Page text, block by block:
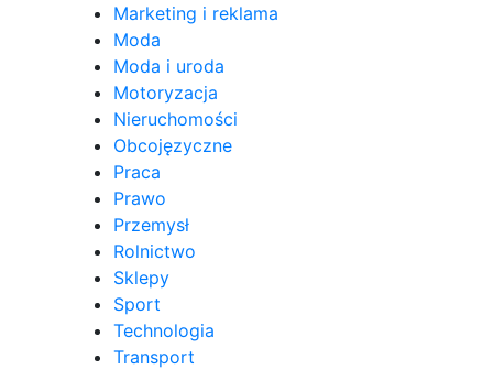
Marketing i reklama
Moda
Moda i uroda
Motoryzacja
Nieruchomości
Obcojęzyczne
Praca
Prawo
Przemysł
Rolnictwo
Sklepy
Sport
Technologia
Transport